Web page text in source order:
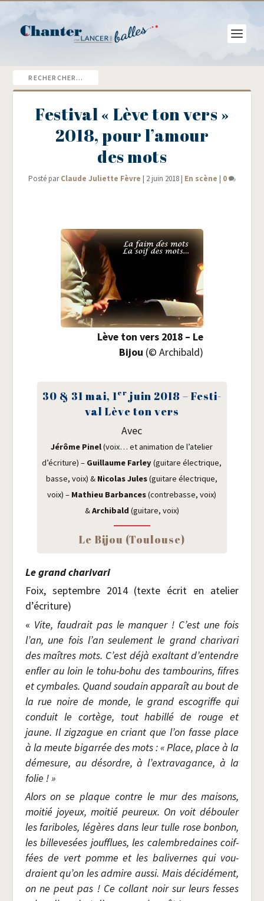
Festival « Lève ton vers »
2018, pour l’amour
des mots
Posté parClaude Juliette Fèvre | 2 juin 2018 | En scène | 0
Lève ton vers 2018 – Le
Bijou (© Archi­bald)
30 & 31 mai, 1er juin 2018 – Fes­ti­
val Lève ton vers
Avec
Jérôme Pinel(voix… et ani­ma­tion de l’atelier
d’écriture) – Guillaume Far­ley(gui­tare élec­trique,
basse, voix) & Nico­las Jules(gui­tare élec­trique,
voix) – Mathieu Bar­bances(contre­basse, voix)
&Archi­bald (gui­tare, voix)
Le Bijou (Tou­louse)
Le grand charivari
Foix, sep­tembre 2014 (texte écrit en ate­lier
d’écriture)
« Vite, fau­drait pas le man­quer ! C’est une fois
l’an, une fois l’an seule­ment le grand cha­ri­va­ri
des maîtres mots. C’est déjà exal­tant d’entendre
enfler au loin le tohu-bohu des tam­bou­rins, fifres
et cym­bales. Quand sou­dain appa­raît au bout de
la rue noire de monde, le grand esco­griffe qui
conduit le cor­tège, tout habillé de rouge et
jaune. Il zig­zague en criant que l’on fasse place
à la meute bigar­rée des mots : « Place, place à la
déme­sure, au désordre, à l’extravagance, à la
folie ! »
Alors on se plaque contre le mur des mai­sons,
moi­tié joyeux, moi­tié peu­reux. On voit débou­ler
les fari­boles, légères dans leur tulle rose bon­bon,
les bille­ve­sées jouf­flues, les calem­bre­daines coif­
fées de vert pomme et les bali­vernes qui vou­
draient qu’on les admire aus­si. Mais déci­dé­ment,
on ne peut pas ! Ce col­lant noir sur leurs fesses